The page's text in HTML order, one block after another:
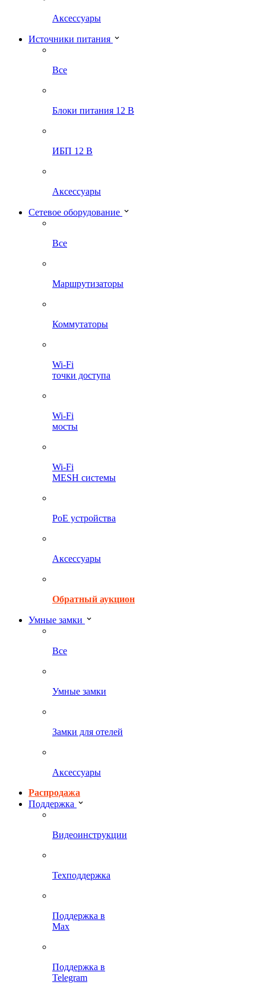
Аксессуары
Источники питания
Все
Блоки питания 12 В
ИБП 12 В
Аксессуары
Сетевое оборудование
Все
Маршрутизаторы
Коммутаторы
Wi-Fi
точки доступа
Wi-Fi
мосты
Wi-Fi
MESH системы
PoE устройства
Аксессуары
Обратный аукцион
Умные замки
Все
Умные замки
Замки для отелей
Аксессуары
Распродажа
Поддержка
Видеоинструкции
Техподдержка
Поддержка в
Max
Поддержка в
Telegram